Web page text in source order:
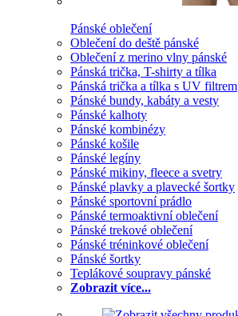
Pánské oblečení
Oblečení do deště pánské
Oblečení z merino vlny pánské
Pánská trička, T-shirty a tílka
Pánská trička a tílka s UV filtrem
Pánské bundy, kabáty a vesty
Pánské kalhoty
Pánské kombinézy
Pánské košile
Pánské legíny
Pánské mikiny, fleece a svetry
Pánské plavky a plavecké šortky
Pánské sportovní prádlo
Pánské termoaktivní oblečení
Pánské trekové oblečení
Pánské tréninkové oblečení
Pánské šortky
Teplákové soupravy pánské
Zobrazit více...